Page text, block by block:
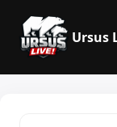
Ursus